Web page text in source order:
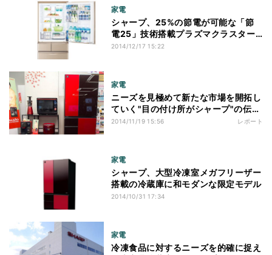
家電
シャープ、25%の節電が可能な「節
電25」技術搭載プラズマクラスター
冷蔵庫
2014/12/17 15:22
家電
ニーズを見極めて新たな市場を開拓し
ていく"目の付け所がシャープ"の伝統
- シャープ、国内における営業取り組
2014/11/19 15:56 レポート
家電
シャープ、大型冷凍室メガフリーザー
搭載の冷蔵庫に和モダンな限定モデル
2014/10/31 17:34
家電
冷凍食品に対するニーズを的確に捉え